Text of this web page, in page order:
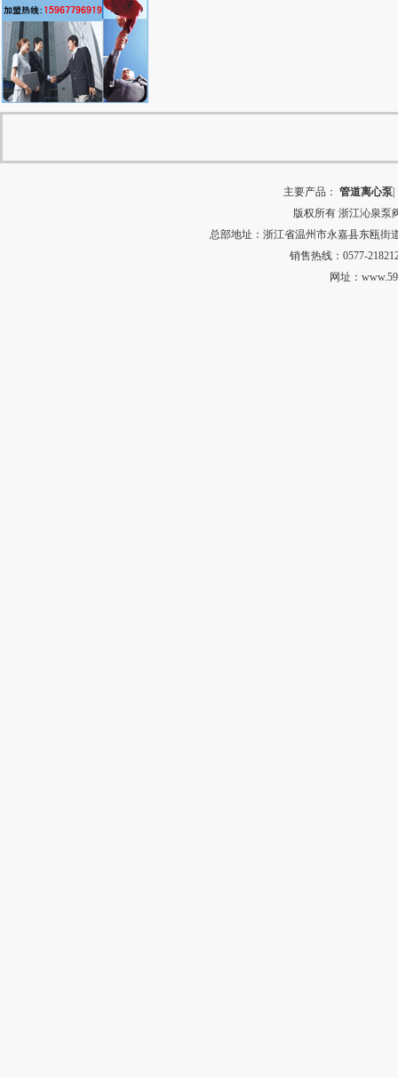
主要产品： 管道离心泵
版权所有 浙江沁泉泵
总部地址：浙江省温州市永嘉县东瓯街
销售热线：0577-
网址：